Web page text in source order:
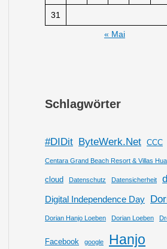
31
« Mai
Schlagwörter
#DIDit ByteWerk.Net CCC
Centara Grand Beach Resort & Villas
cloud Datenschutz Datensicherheit
Digital Independence Day
Dorian Hanjo Loeben Dorian Loeben
Facebook google Hanjo